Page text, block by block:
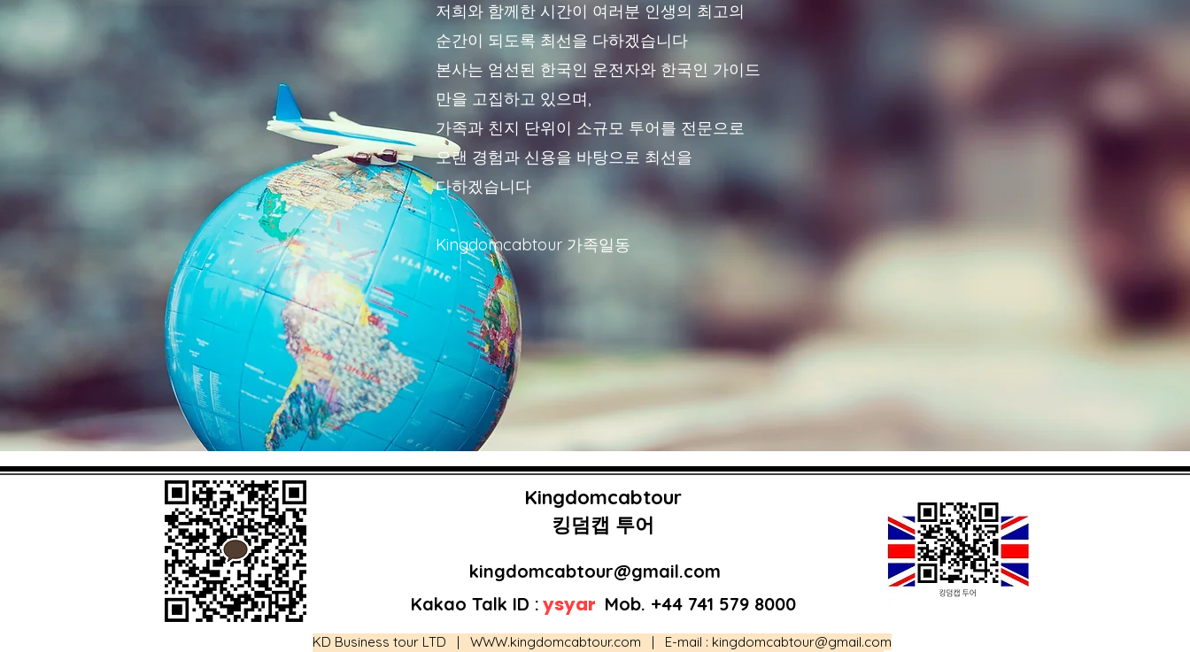
저희와 함께한 시간이 여러분 인생의 최고의
순간이 되도록 최선을 다하겠습니다
본사는 엄선된 한국인 운전자와 한국인 가이드
만을 고집하고 있으며,
가족과 친지 단위이 소규모 투어를 전문으로
오랜 경험과 신용을 바탕으로 최선을
다하겠습니다
Kingdomcabtour 가족일동
Kingdomcabtour
킹덤캡 투어
kingdomcabtour@gmail.com
Kakao Talk ID : ysyar Mob. +44 741 579 8000
KD Business tour LTD | WWW.kingdomcabtour.com | E-mail : kingdomcabtour@gmail.com